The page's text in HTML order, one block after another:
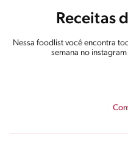
Receitas
Nessa foodlist você encontra
semana no